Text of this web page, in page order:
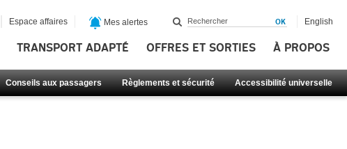
TRANSPORT ADAPTÉ OFFRES ET SORTIES À PROPOS
Conseils aux passagers Règlements et sécurité Accessibilité universelle
Espace affaires Mes alertes English